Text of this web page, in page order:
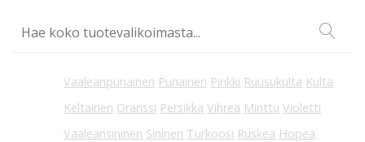
Vaaleanpunainen Punainen Pinkki Ruusukulta Kulta
Keltainen Oranssi Persikka Vihreä Minttu Violetti
Vaaleansininen Sininen Turkoosi Ruskea Hopea